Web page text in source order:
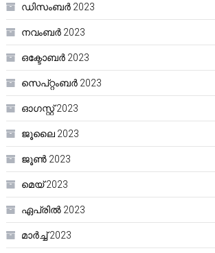
ഡിസംബർ 2023
നവംബർ 2023
ഒക്ടോബർ 2023
സെപ്റ്റംബർ 2023
ഓഗസ്റ്റ്‌ 2023
ജൂലൈ 2023
ജൂൺ 2023
മെയ്‌ 2023
ഏപ്രിൽ 2023
മാർച്ച്‌ 2023